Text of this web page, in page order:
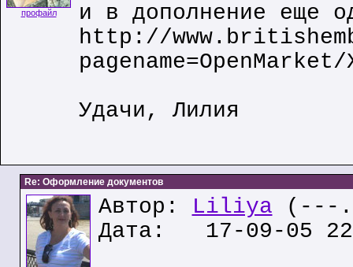
профайл
и в дополнение еще
http://
Удачи, Лилия
Re: Оформление документов
Автор: Liliya (---
Дата: 17-09-05